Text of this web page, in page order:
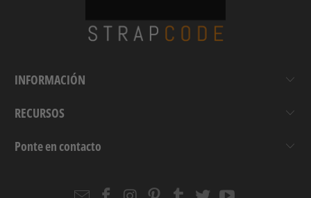
INFORMACIÓN
RECURSOS
Ponte en contacto